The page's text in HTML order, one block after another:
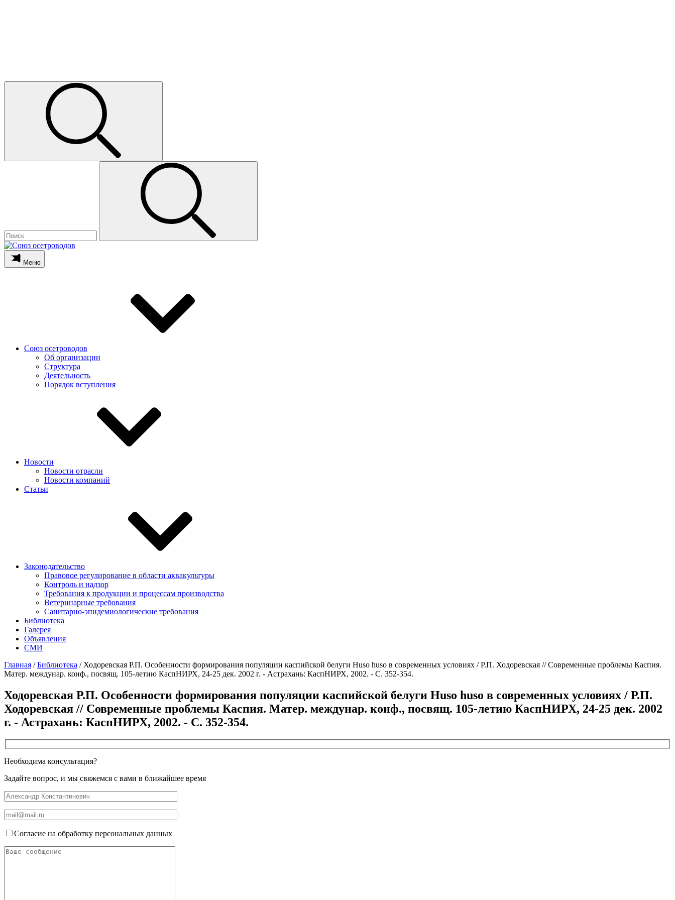
Меню
Союз осетроводов
Об организации
Структура
Деятельность
Порядок вступления
Новости
Новости отрасли
Новости компаний
Статьи
Законодательство
Правовое регулирование в области аквакультуры
Контроль и надзор
Требования к продукции и процессам производства
Ветеринарные требования
Санитарно-эпидемиологические требования
Библиотека
Галерея
Объявления
СМИ
Главная /Библиотека / Ходоревская Р.П. Особенности формирования популяции каспийской белуги Huso huso в современных условиях / Р.П. Ходоревская // Современные проблемы Каспия.
Матер. междунар. конф., посвящ. 105-летию КаспНИРХ, 24-25 дек. 2002 г. - Астрахань: КаспНИРХ, 2002. - С. 352-354.
Ходоревская Р.П. Особенности формирования популяции каспийской белуги Huso huso в современных условиях / Р.П.
Ходоревская // Современные проблемы Каспия. Матер. междунар. конф., посвящ. 105-летию КаспНИРХ, 24-25 дек. 2002
г. - Астрахань: КаспНИРХ, 2002. - С. 352-354.
Необходима консультация?
Задайте вопрос, и мы свяжемся с вами в ближайшее время
Согласие на обработку персональных данных